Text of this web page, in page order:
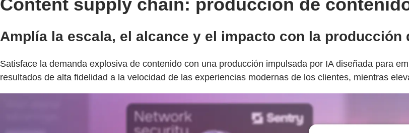
Content supply chain: producción de
Amplía la escala, el alcance y el impacto con la
Satisface la demanda explosiva de contenido con una producción impulsada por IA diseñada para
resultados de alta fidelidad a la velocidad de las experiencias modernas de los clientes, mientras